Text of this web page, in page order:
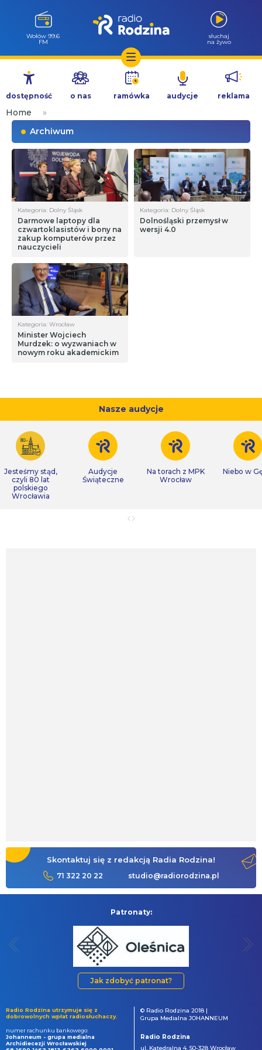
Przejdź
treści
Wołów 99.6
FM
słuchaj
na żywo
dostępność o nas ramówka audycje reklama
Home
»
Archiwum
Kategoria: Dolny Śląsk
Darmowe laptopy dla
czwartoklasistów i bony na
zakup komputerów przez
nauczycieli
Kategoria: Dolny Śląsk
Dolnośląski przemysł w
wersji 4.0
Kategoria: Wrocław
Minister Wojciech
Murdzek: o wyzwaniach w
nowym roku akademickim
Nasze audycje
Jesteśmy stąd,
czyli 80 lat
polskiego
Wrocławia
Audycje
Świąteczne
Na torach z MPK
Wrocław
Niebo w
Skontaktuj się z redakcją Radia Rodzina!
71 322 20 22 studio@radiorodzina.pl
Patronaty:
Jak zdobyć patronat?
Radio Rodzina utrzymuje się z
dobrowolnych wpłat radiosłuchaczy.
numer rachunku bankowego:
Johanneum - grupa medialna
Archidiecezji Wrocławskiej
© Radio Rodzina 2018 |
Grupa Medialna JOHANNEUM
Radio Rodzina
ul. Katedralna 4, 50-328 Wrocław